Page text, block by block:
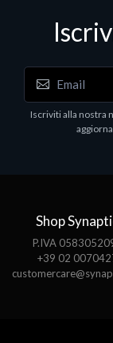
2280 -
nero
Iscriviti alla nostra
Shop
P.IVA
+39 02